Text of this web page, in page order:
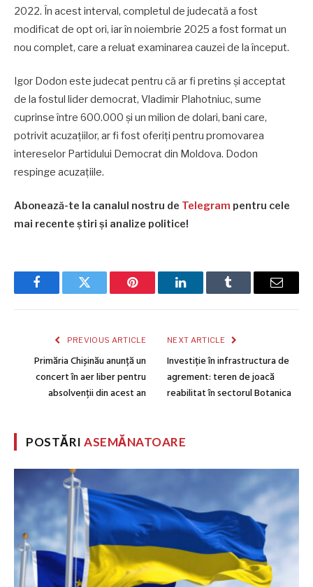
2022. În acest interval, completul de judecată a fost
modificat de opt ori, iar în noiembrie 2025 a fost format un
nou complet, care a reluat examinarea cauzei de la început.
Igor Dodon este judecat pentru că ar fi pretins și acceptat
de la fostul lider democrat, Vladimir Plahotniuc, sume
cuprinse între 600.000 și un milion de dolari, bani care,
potrivit acuzațiilor, ar fi fost oferiți pentru promovarea
intereselor Partidului Democrat din Moldova. Dodon
respinge acuzațiile.
Abonează-te la canalul nostru de Telegram pentru cele
mai recente știri și analize politice!
FacebookTwitter Pinterest LinkedInTumblr Email
PREVIOUS ARTICLE
Primăria Chișinău anunță un
concert în aer liber pentru
absolvenții din acest an
NEXT ARTICLE
Investiție în infrastructura de
agrement: teren de joacă
reabilitat în sectorul Botanica
POSTĂRIASEMĂNATOARE